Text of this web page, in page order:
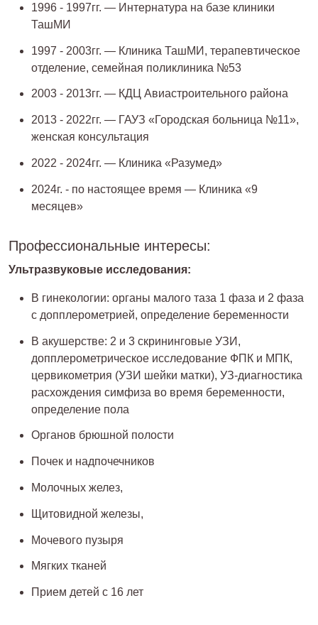
1996 - 1997гг. — Интернатура на базе клиники
ТашМИ
1997 - 2003гг. — Клиника ТашМИ, терапевтическое
отделение, семейная поликлиника №53
2003 - 2013гг. — КДЦ Авиастроительного района
2013 - 2022гг. — ГАУЗ «Городская больница №11»,
женская консультация
2022 - 2024гг. — Клиника «Разумед»
2024г. - по настоящее время — Клиника «9
месяцев»
Профессиональные интересы:
Ультразвуковые исследования:
В гинекологии: органы малого таза 1 фаза и 2 фаза
с допплерометрией, определение беременности
В акушерстве: 2 и 3 скрининговые УЗИ,
допплерометрическое исследование ФПК и МПК,
цервикометрия (УЗИ шейки матки), УЗ-диагностика
расхождения симфиза во время беременности,
определение пола
Органов брюшной полости
Почек и надпочечников
Молочных желез,
Щитовидной железы,
Мочевого пузыря
Мягких тканей
Прием детей с 16 лет